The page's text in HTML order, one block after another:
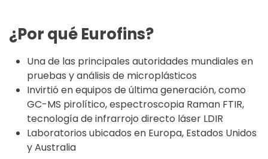
¿Por qué Eurofins?
Una de las principales autoridades mundiales en
pruebas y análisis de microplásticos
Invirtió en equipos de última generación, como
GC-MS pirolítico, espectroscopia Raman FTIR,
tecnología de infrarrojo directo láser LDIR
Laboratorios ubicados en Europa, Estados Unidos
y Australia